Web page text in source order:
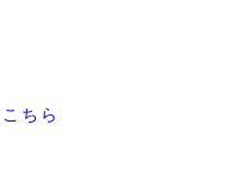
こちら